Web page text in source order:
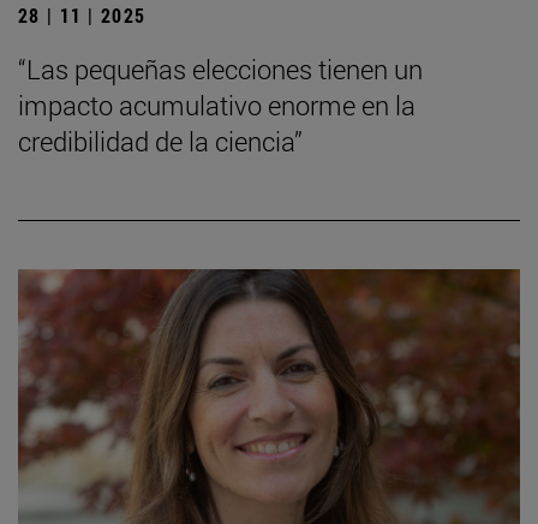
28 | 11 | 2025
“Las pequeñas elecciones tienen un
impacto acumulativo enorme en la
credibilidad de la ciencia”